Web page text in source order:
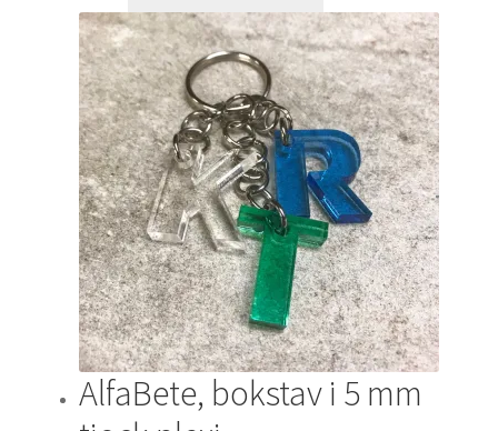
AlfaBete, bokstav i 5 mm